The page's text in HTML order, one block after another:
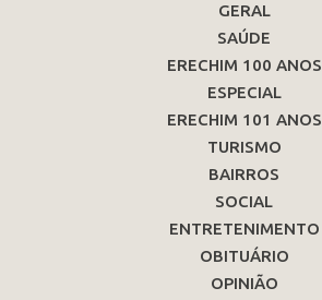
GERAL
SAÚDE
ERECHIM 100 ANOS
ESPECIAL
ERECHIM 101 ANOS
TURISMO
BAIRROS
SOCIAL
ENTRETENIMENTO
OBITUÁRIO
OPINIÃO